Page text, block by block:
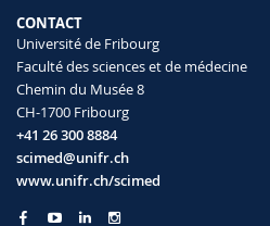
CONTACT
Université de Fribourg
Faculté des sciences et de médecine
Chemin du Musée 8
CH-1700 Fribourg
+41 26 300 8884
scimed@unifr.ch
www.unifr.ch/scimed